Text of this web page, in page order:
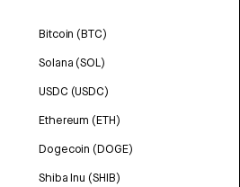
Bitcoin (BTC)
Solana (SOL)
USDC (USDC)
Ethereum (ETH)
Dogecoin (DOGE)
Shiba Inu (SHIB)